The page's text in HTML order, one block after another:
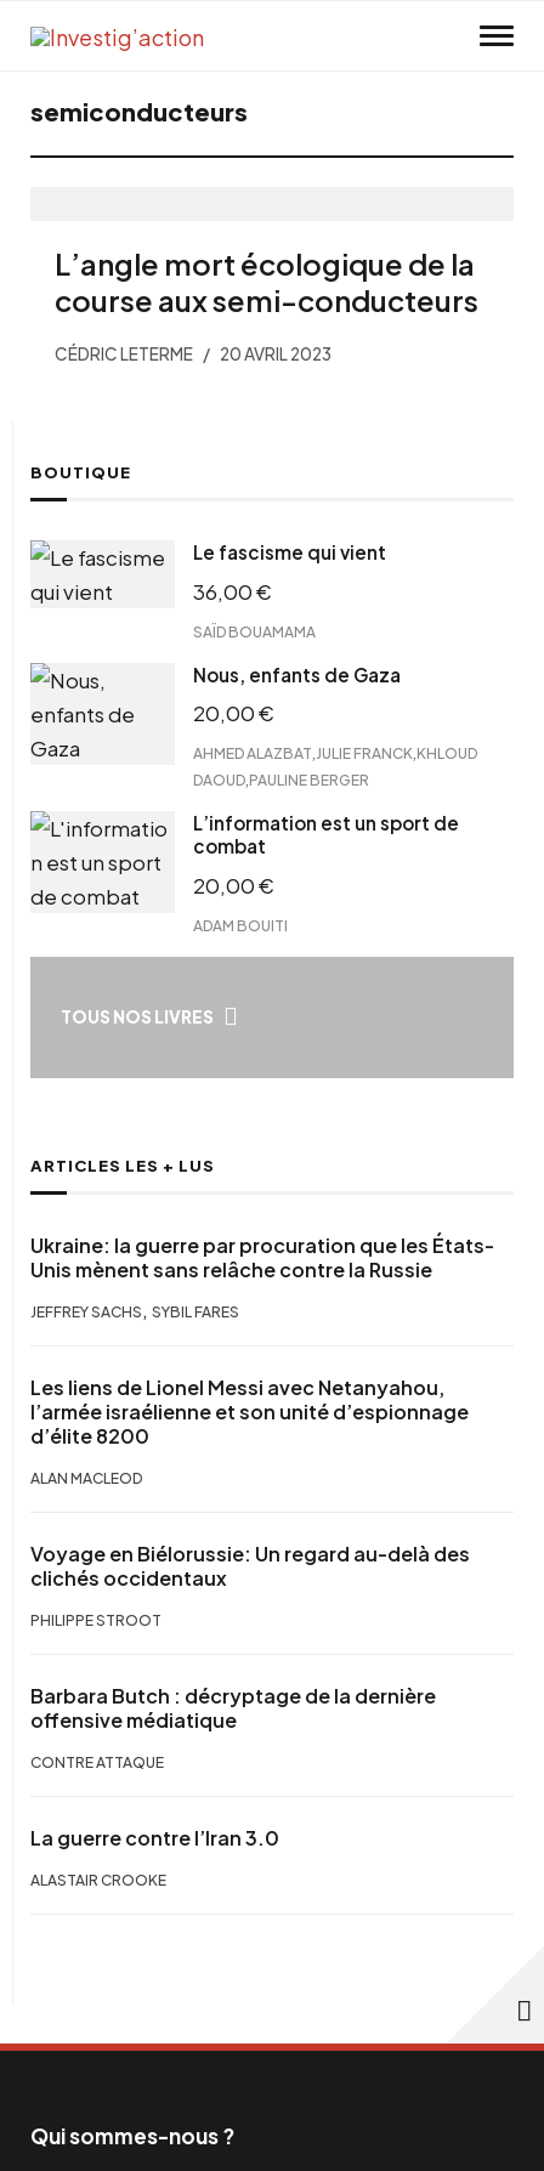
semiconducteurs
L’angle mort écologique de la
course aux semi-conducteurs
CÉDRIC LETERME 20 AVRIL 2023
BOUTIQUE
Le fascisme qui vient
36,00€
SAÏD BOUAMAMA
Nous, enfants de Gaza
20,00€
AHMED ALAZBAT JULIE FRANCK KHLOUD
DAOUD PAULINE BERGER
L’information est un sport de
combat
20,00€
ADAM BOUITI
TOUS NOS LIVRES
ARTICLES LES + LUS
Ukraine: la guerre par procuration que les États-
Unis mènent sans relâche contre la Russie
JEFFREY SACHS , SYBIL FARES
Les liens de Lionel Messi avec Netanyahou,
l’armée israélienne et son unité d’espionnage
d’élite 8200
ALAN MACLEOD
Voyage en Biélorussie: Un regard au-delà des
clichés occidentaux
PHILIPPE STROOT
Barbara Butch : décryptage de la dernière
offensive médiatique
CONTRE ATTAQUE
La guerre contre l’Iran 3.0
ALASTAIR CROOKE
Qui sommes-nous ?